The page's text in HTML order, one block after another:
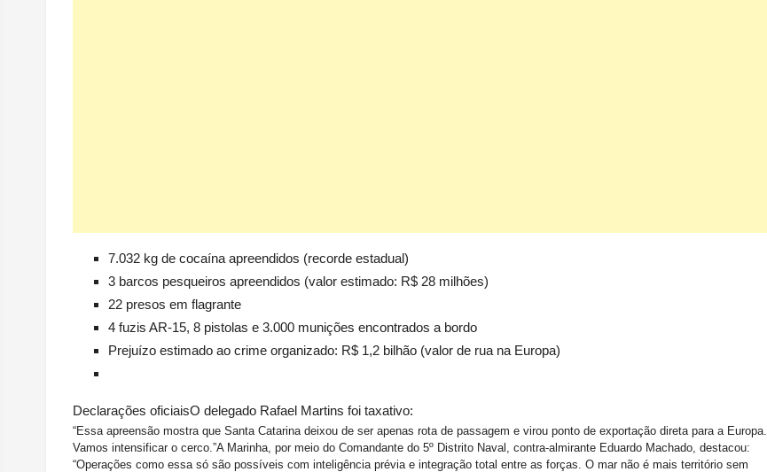
7.032 kg de cocaína apreendidos (recorde estadual)
3 barcos pesqueiros apreendidos (valor estimado: R$ 28 milhões)
22 presos em flagrante
4 fuzis AR-15, 8 pistolas e 3.000 munições encontrados a bordo
Prejuízo estimado ao crime organizado: R$ 1,2 bilhão (valor de rua na Europa)
Declarações oficiaisO delegado Rafael Martins foi taxativo:
“Essa apreensão mostra que Santa Catarina deixou de ser apenas rota de passagem e virou ponto de exportação direta para a Europa.
Vamos intensificar o cerco.”A Marinha, por meio do Comandante do 5º Distrito Naval, contra-almirante Eduardo Machado, destacou:
“Operações como essa só são possíveis com inteligência prévia e integração total entre as forças. O mar não é mais território sem